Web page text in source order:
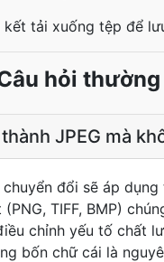
tải xuống tệp để
hỏi
JPEG mà
đổi sẽ áp
TIFF, BMP)
chỉnh yếu tố chất
bốn chữ cái là